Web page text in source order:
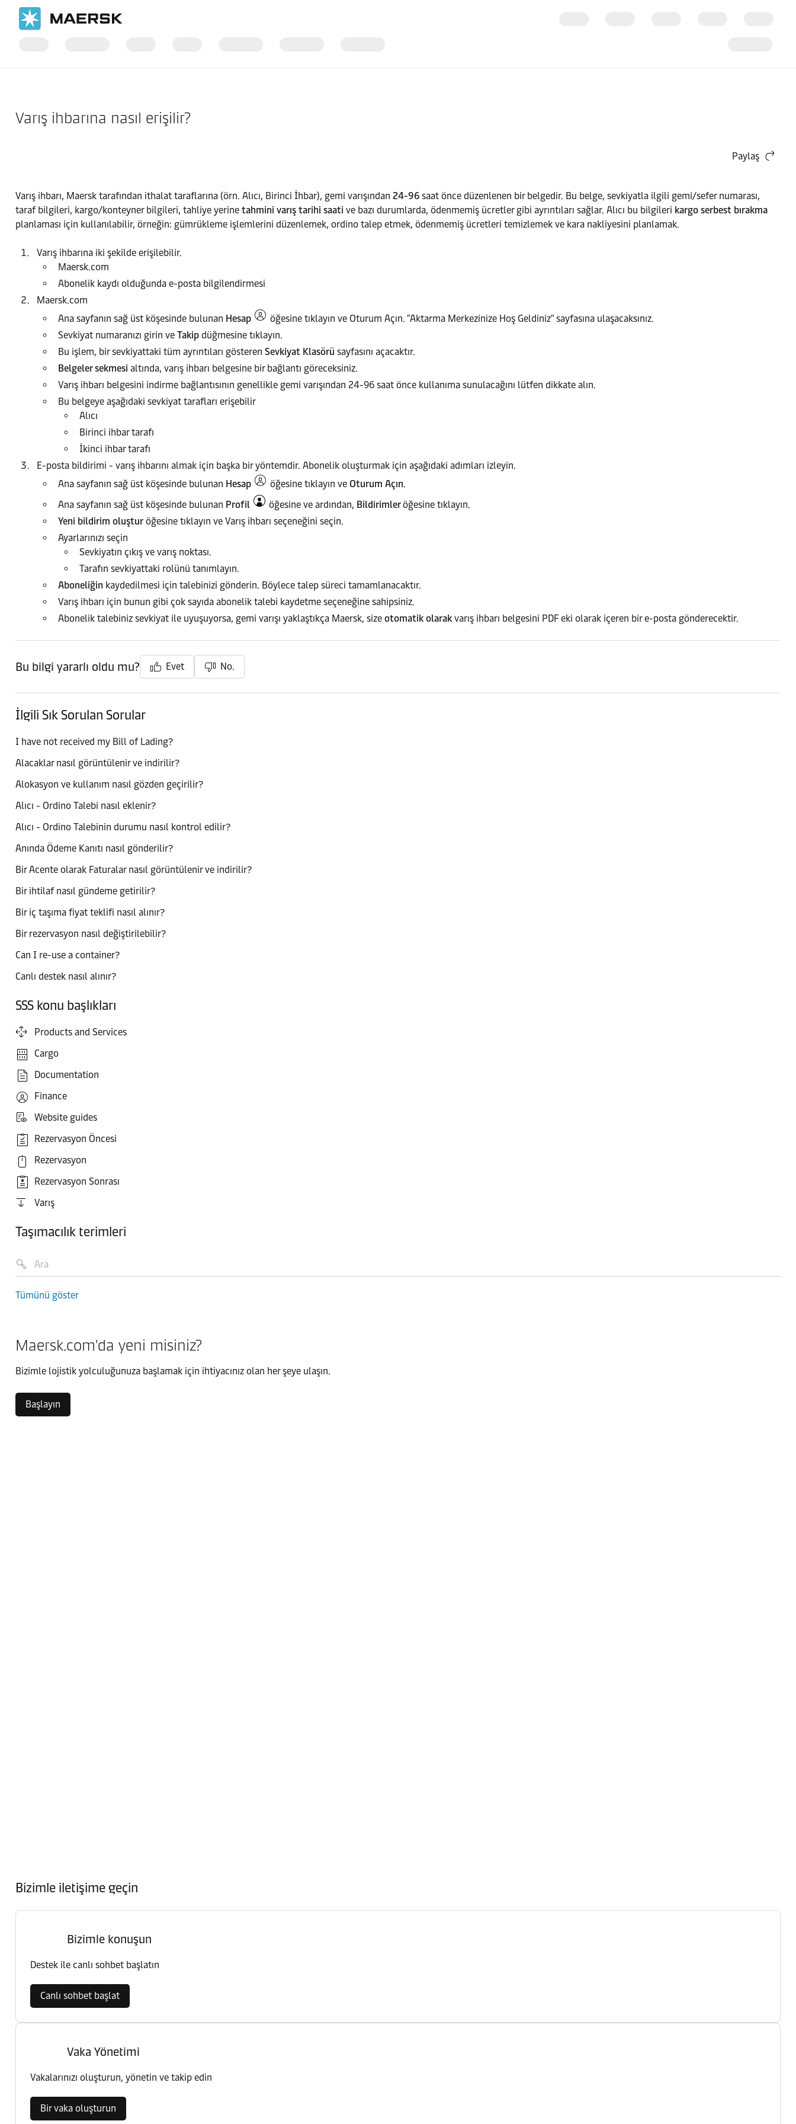
Varış ihbarına nasıl erişilir?
Paylaş
Varış ihbarı, Maersk tarafından ithalat taraflarına (örn. Alıcı, Birinci İhbar), gemi varışından 24-96 saat önce düzenlenen bir belgedir. Bu belge, sevkiyatla ilgili gemi/sefer numarası,
taraf bilgileri, kargo/konteyner bilgileri, tahliye yerine tahmini varış tarihi saati ve bazı durumlarda, ödenmemiş ücretler gibi ayrıntıları sağlar. Alıcı bu bilgileri kargo serbest bırakma
planlaması için kullanılabilir, örneğin: gümrükleme işlemlerini düzenlemek, ordino talep etmek, ödenmemiş ücretleri temizlemek ve kara nakliyesini planlamak.
Varış ihbarına iki şekilde erişilebilir.
Maersk.com
Abonelik kaydı olduğunda e-posta bilgilendirmesi
Maersk.com
Ana sayfanın sağ üst köşesinde bulunan Hesap
öğesine tıklayın ve Oturum Açın. "Aktarma Merkezinize Hoş Geldiniz" sayfasına ulaşacaksınız.
Sevkiyat numaranızı girin ve Takip düğmesine tıklayın.
Bu işlem, bir sevkiyattaki tüm ayrıntıları gösteren Sevkiyat Klasörü sayfasını açacaktır.
Belgeler sekmesi altında, varış ihbarı belgesine bir bağlantı göreceksiniz.
Varış ihbarı belgesini indirme bağlantısının genellikle gemi varışından 24-96 saat önce kullanıma sunulacağını lütfen dikkate alın.
Bu belgeye aşağıdaki sevkiyat tarafları erişebilir
Alıcı
Birinci ihbar tarafı
İkinci ihbar tarafı
E-posta bildirimi - varış ihbarını almak için başka bir yöntemdir. Abonelik oluşturmak için aşağıdaki adımları izleyin.
Ana sayfanın sağ üst köşesinde bulunan Hesap öğesine tıklayın ve Oturum Açın.
Ana sayfanın sağ üst köşesinde bulunan Profil öğesine ve ardından, Bildirimleröğesine tıklayın.
Yeni bildirim oluştur öğesine tıklayın ve Varış ihbarı seçeneğini seçin.
Ayarlarınızı seçin
Sevkiyatın çıkış ve varış noktası.
Tarafın sevkiyattaki rolünü tanımlayın.
Aboneliğin kaydedilmesi için talebinizi gönderin. Böylece talep süreci tamamlanacaktır.
Varış ihbarı için bunun gibi çok sayıda abonelik talebi kaydetme seçeneğine sahipsiniz.
Abonelik talebiniz sevkiyat ile uyuşuyorsa, gemi varışı yaklaştıkça Maersk, size otomatik olarakvarış ihbarı belgesini PDF eki olarak içeren bir e-posta gönderecektir.
Bu bilgi yararlı oldu mu? Evet No.
İlgili Sık Sorulan Sorular
I have not received my Bill of Lading?
Alacaklar nasıl görüntülenir ve indirilir?
Alokasyon ve kullanım nasıl gözden geçirilir?
Alıcı - Ordino Talebi nasıl eklenir?
Alıcı - Ordino Talebinin durumu nasıl kontrol edilir?
Anında Ödeme Kanıtı nasıl gönderilir?
Bir Acente olarak Faturalar nasıl görüntülenir ve indirilir?
Bir ihtilaf nasıl gündeme getirilir?
Bir iç taşıma fiyat teklifi nasıl alınır?
Bir rezervasyon nasıl değiştirilebilir?
Can I re-use a container?
Canlı destek nasıl alınır?
SSS konu başlıkları
Products and Services
Cargo
Documentation
Finance
Website guides
Rezervasyon Öncesi
Rezervasyon
Rezervasyon Sonrası
Varış
Taşımacılık terimleri
Tümünü göster
Maersk.com'da yeni misiniz?
Bizimle lojistik yolculuğunuza başlamak için ihtiyacınız olan her şeye ulaşın.
Başlayın
Bizimle iletişime geçin
Bizimle konuşun
Destek ile canlı sohbet başlatın
Canlı sohbet başlat
Vaka Yönetimi
Vakalarınızı oluşturun, yönetin ve takip edin
Bir vaka oluşturun